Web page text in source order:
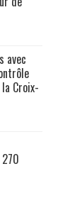
avec
Croix-